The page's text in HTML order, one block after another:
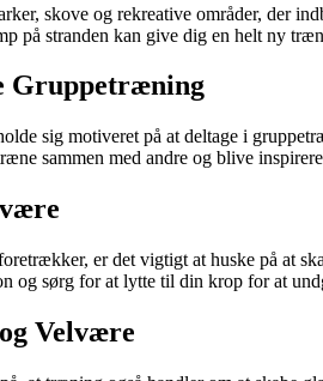
skove og rekreative områder, der
på stranden kan give dig en helt ny
Gruppetræning
sig motiveret på at deltage i
sammen med andre og blive
er det vigtigt at huske på at
og sørg for at lytte til din krop for at
Velvære